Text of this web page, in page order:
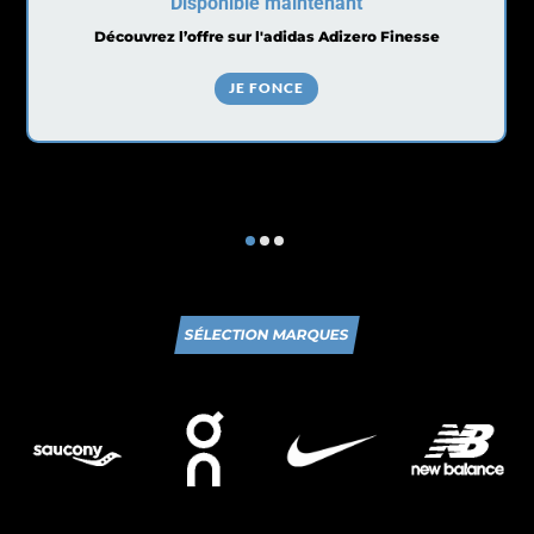
Découvrez l’offre sur l'adidas Adizero Finesse
JE FONCE
SÉLECTION MARQUES